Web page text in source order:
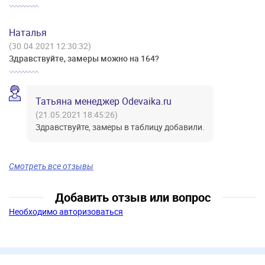
Наталья
(30.04.2021 12:30:32)
Здравствуйте, замеры можно на 164?
Татьяна менеджер Odevaika.ru
(21.05.2021 18:45:26)
Здравствуйте, замеры в таблицу добавили.
Смотреть все отзывы
Добавить отзыв или вопрос
Необходимо авторизоваться